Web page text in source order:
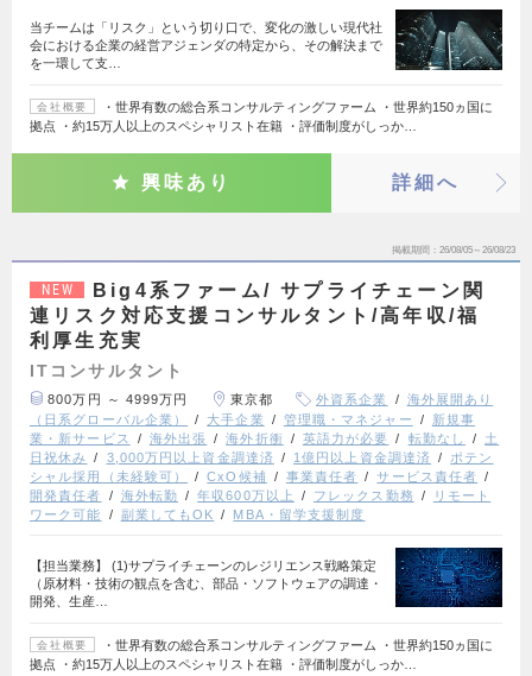
当チームは「リスク」という切り口で、変化の激しい現代社
会における企業の経営アジェンダの特定から、その解決まで
を一環して支…
会社概要
・世界有数の総合系コンサルティングファーム ・世界約150ヵ国に
拠点 ・約15万人以上のスペシャリスト在籍 ・評価制度がしっか…
興味あり 詳細へ
掲載期間 26/08/05～26/08/23
NEW
Big4系ファーム/ サプライチェーン関
連リスク対応支援コンサルタント/高年収/福
利厚生充実
ITコンサルタント
800万円 ～ 4999万円 東京都 外資系企業
海外展開あり
（日系グローバル企業）
大手企業 管理職・マネジャー
新規事
業・新サービス
海外出張 海外折衝 英語力が必要 転勤なし
土
日祝休み
3,000万円以上資金調達済 1億円以上資金調達済
ポテン
シャル採用（未経験可）
CxO候補 事業責任者
サービス責任者
開発責任者
海外転勤 年収600万以上 フレックス勤務
リモート
ワーク可能
副業してもOK MBA・留学支援制度
【担当業務】 (1)サプライチェーンのレジリエンス戦略策定
（原材料・技術の観点を含む、部品・ソフトウェアの調達・
開発、生産…
会社概要
・世界有数の総合系コンサルティングファーム ・世界約150ヵ国に
拠点 ・約15万人以上のスペシャリスト在籍 ・評価制度がしっか…